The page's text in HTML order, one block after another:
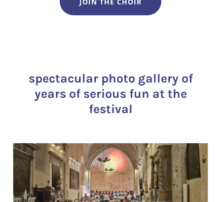
spectacular photo gallery of
years of serious fun at the
festival